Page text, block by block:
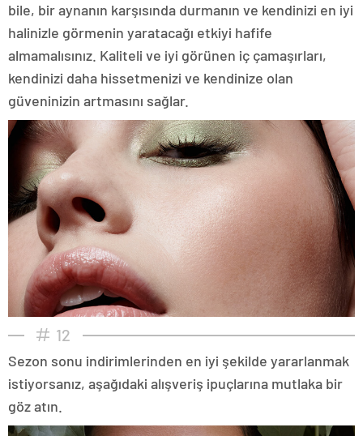
bile, bir aynanın karşısında durmanın ve kendinizi en iyi
halinizle görmenin yaratacağı etkiyi hafife
almamalısınız. Kaliteli ve iyi görünen iç çamaşırları,
kendinizi daha hissetmenizi ve kendinize olan
güveninizin artmasını sağlar.
12
Sezon sonu indirimlerinden en iyi şekilde yararlanmak
istiyorsanız, aşağıdaki alışveriş ipuçlarına mutlaka bir
göz atın.